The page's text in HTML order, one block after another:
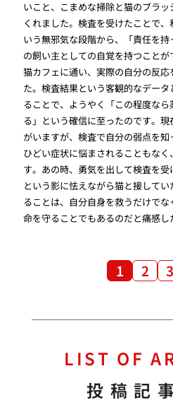
いこと、こまめな掃除と猫のブラ
くれました。検査を受けたことで
いう無邪気な段階から、「責任を
の飼い主としての自覚を持つこと
猫カフェに通い、実際の自分の反
た。検査結果という客観的なデー
ることで、ようやく「この程度な
る」という確信に至ったのです。
がいますが、検査で自分の弱点を
ひどい症状に悩まされることもな
す。あの時、勇気を出して検査を
という影に怯えながら猫と接して
ることは、自分自身を救うだけで
命を守ることでもあるのだと痛感し
1 2 3
LIST OF
投稿記